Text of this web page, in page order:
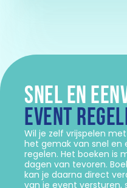
SNEL EN
EVENT
Wil je zelf vrijspelen
het gemak van snel en
regelen. Het boeken is
dagen van tevoren.
kan je daarna direct
van je event versturen,